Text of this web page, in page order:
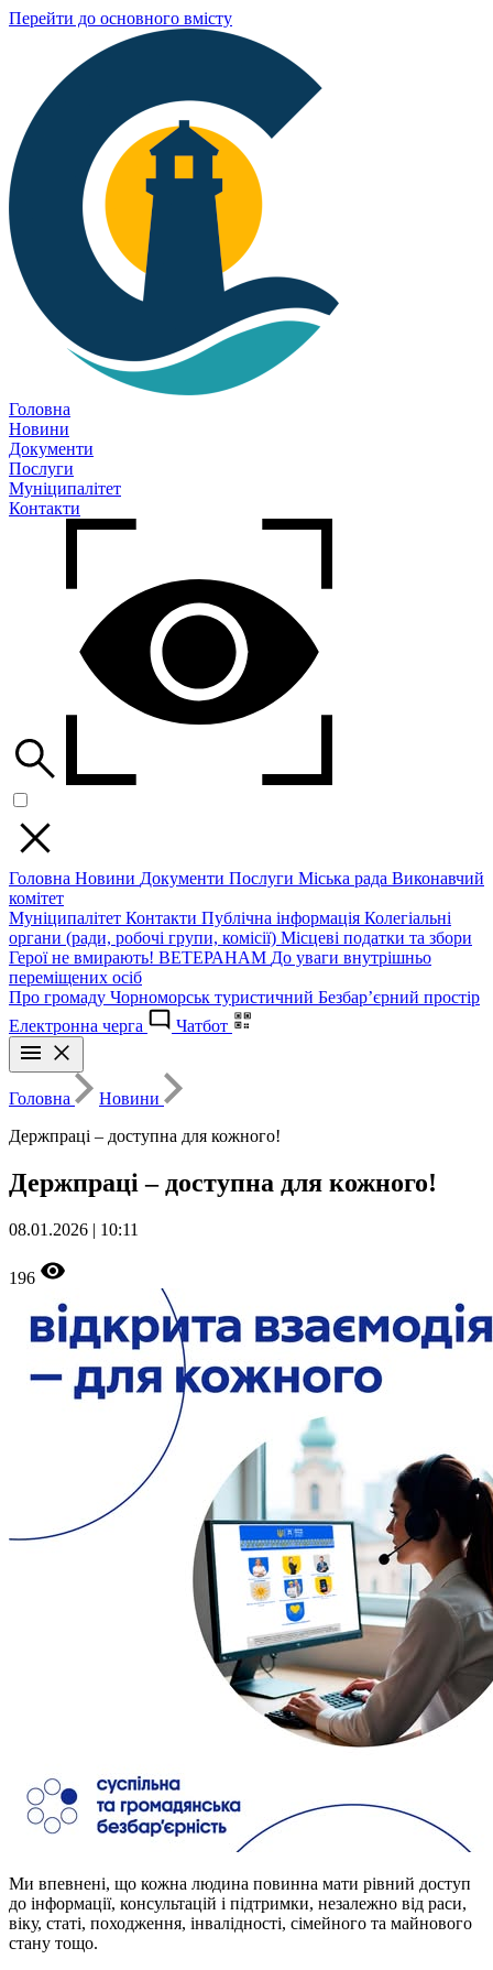
Перейти до основного вмісту
Головна
Новини
Документи
Послуги
Муніципалітет
Контакти
Головна Новини Документи Послуги Міська рада Виконавчий
комітет
Муніципалітет Контакти Публічна інформація Колегіальні
органи (ради, робочі групи, комісії) Місцеві податки та збори
Герої не вмирають! ВЕТЕРАНАМ До уваги внутрішньо
переміщених осіб
Про громаду Чорноморськ туристичний Безбар’єрний простір
Електронна черга
Чатбот
Головна
Новини
Держпраці – доступна для кожного!
Держпраці – доступна для кожного!
08.01.2026 | 10:11
196
Ми впевнені, що кожна людина повинна мати рівний доступ
до інформації, консультацій і підтримки, незалежно від раси,
віку, статі, походження, інвалідності, сімейного та майнового
стану тощо.